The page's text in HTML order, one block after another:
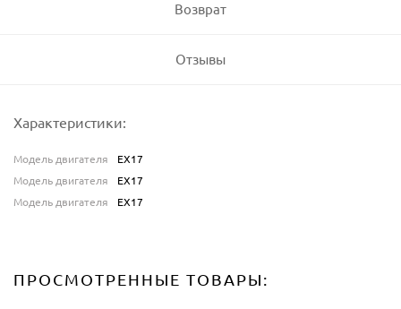
Возврат
Отзывы
Характеристики:
Модель двигателя
EX17
Модель двигателя
EX17
Модель двигателя
EX17
ПРОСМОТРЕННЫЕ ТОВАРЫ: